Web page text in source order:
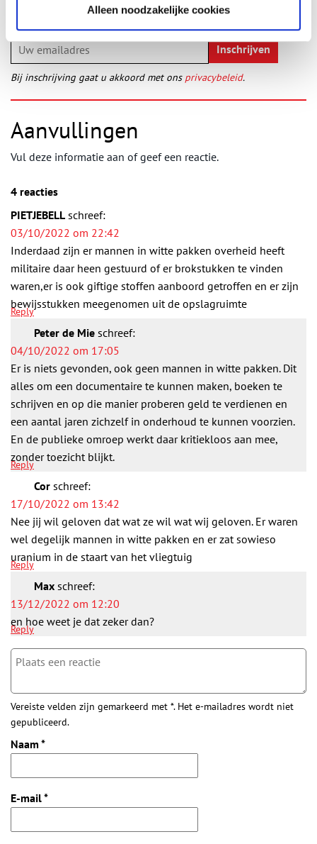
Alleen noodzakelijke cookies
wekelijkse nieuwsbrief!
Bij inschrijving gaat u akkoord met ons privacybeleid.
Aanvullingen
Vul deze informatie aan of geef een reactie.
4 reacties
PIETJEBELL schreef:
03/10/2022 om 22:42
Inderdaad zijn er mannen in witte pakken overheid heeft
militaire daar heen gestuurd of er brokstukken te vinden
waren,er is ook giftige stoffen aanboord getroffen en er zijn
bewijsstukken meegenomen uit de opslagruimte
Reply
Peter de Mie schreef:
04/10/2022 om 17:05
Er is niets gevonden, ook geen mannen in witte pakken. Dit
alles om een documentaire te kunnen maken, boeken te
schrijven en op die manier proberen geld te verdienen en
een aantal jaren zichzelf in onderhoud te kunnen voorzien.
En de publieke omroep werkt daar kritiekloos aan mee,
zonder toezicht blijkt.
Reply
Cor schreef:
17/10/2022 om 13:42
Nee jij wil geloven dat wat ze wil wat wij geloven. Er waren
wel degelijk mannen in witte pakken en er zat sowieso
uranium in de staart van het vliegtuig
Reply
Max schreef:
13/12/2022 om 12:20
en hoe weet je dat zeker dan?
Reply
Vereiste velden zijn gemarkeerd met *. Het e-mailadres wordt niet
gepubliceerd.
Naam *
E-mail*